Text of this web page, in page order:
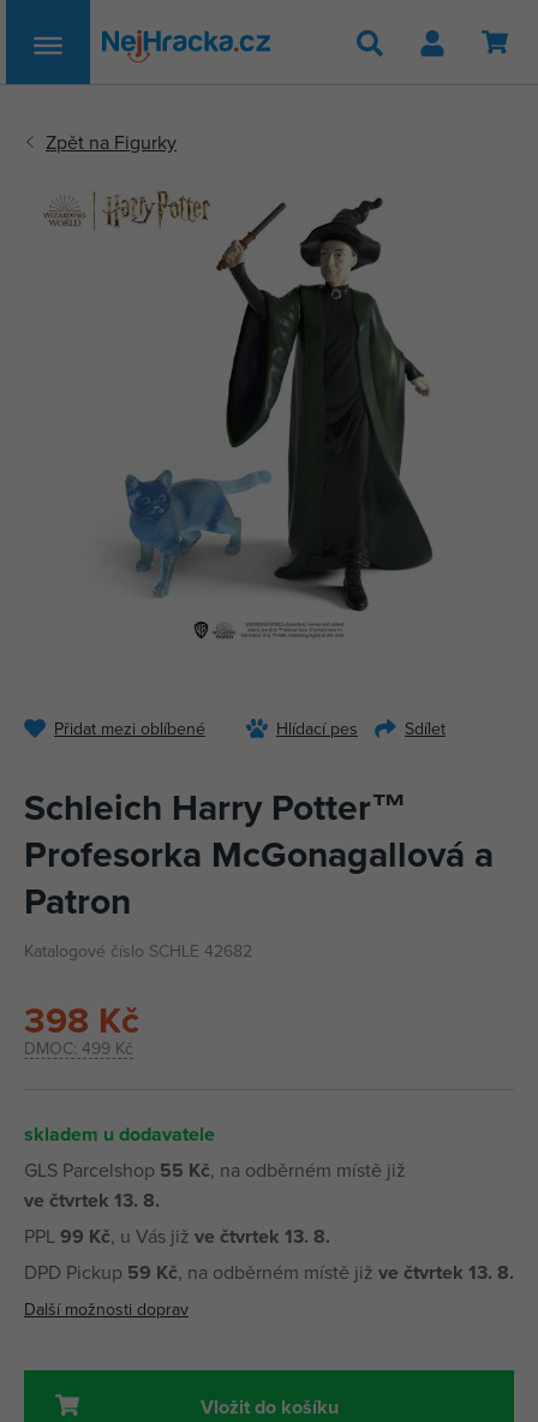
Hledat
Přidat mezi oblíbené Hlídací pes Sdílet
Schleich Harry Potter™
Profesorka McGonagallová a
Patron
Katalogové číslo SCHLE 42682
DMOC: 499 Kč
398 Kč
skladem u dodavatele
GLS Parcelshop 55 Kč, na odběrném místě již
ve čtvrtek 13. 8.
PPL99 Kč, u Vás již ve čtvrtek 13. 8.
DPD Pickup 59 Kč, na odběrném místě již ve čtvrtek 13. 8.
Další možnosti doprav
Vložit do košíku